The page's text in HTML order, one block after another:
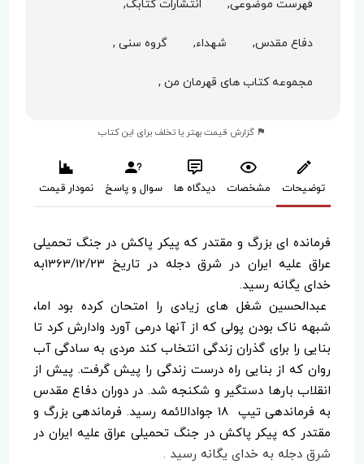
فهرست موضوعی, انتشارات کتابک,
دفاع مقدس, شهداء, گروه سنی ,
مجموعه کتاب های قهرمان من ,
گزارش قیمت بهتر یا تخلف برای این کتاب
توضیحات مشخصات دیدگاه ها سوال و پاسخ نمودار قیمت
فرمانده ای بزرگ و مقتدر که پیکر پاکش در جنگ تحمیلی
عراق علیه ایران در شرق دجله در تاریخ 1363/12/23به
خدای یگانه رسید.
عبدالحسین شغل های زیادی را امتحان کرده بود اما،
شبهه ناک بودن پولی که از آنها درمی آورد وادارش کرد تا
بنایی را برای گذران زندگی انتخاب کند مردی به سادگی آب
روان که از بنایی راه درست زندگی را پیش گرفت. پیش از
انقلاب بارها دستگیر و شکنجه شد. در دوران دفاع مقدس
به فرماندهی تیپ 18 جوادالائمه رسید. فرماندهی بزرگ و
مقتدر که پیکر پاکش در جنگ تحمیلی عراق علیه ایران در
شرق دجله به خدای یگانه رسید .